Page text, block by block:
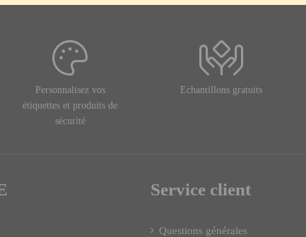
Personnalisez vos
étiquettes et produits de
sécurité
Echantillons gratuits
Service client
Questions générales